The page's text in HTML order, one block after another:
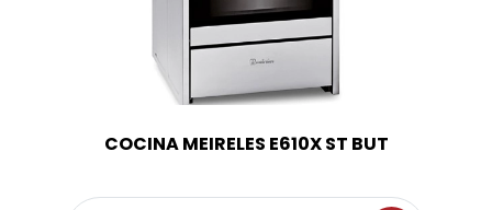
COCINA MEIRELES E610X ST BUT